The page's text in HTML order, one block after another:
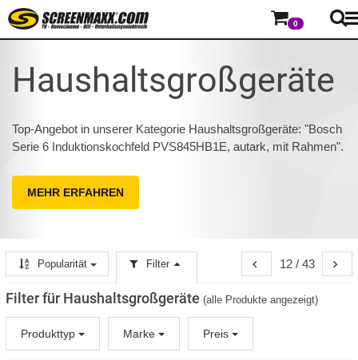
0
Haushaltsgroßgeräte
Top-Angebot in unserer Kategorie Haushaltsgroßgeräte: "Bosch
Serie 6 Induktionskochfeld PVS845HB1E, autark, mit Rahmen".
MEHR ERFAHREN
12 / 43
Popularität Filter
Filter für Haushaltsgroßgeräte (alle Produkte angezeigt)
Produkttyp Marke Preis